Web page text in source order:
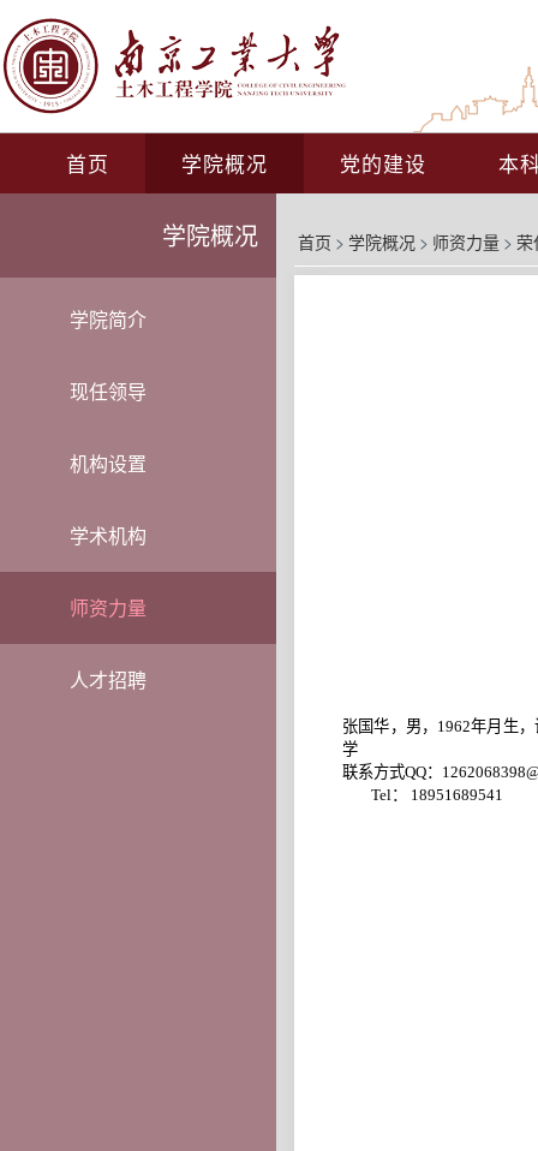
首页 学院概况 党的建设 本
学院概况
学院简介
现任领导
机构设置
学术机构
师资力量
人才招聘
首页 > 学院概况 > 师资力量 > 荣
张国华，男， 1962年月生，
学
联系方式QQ：
Tel： 18951689541